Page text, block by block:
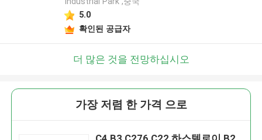
5.0
확인된 공급자
더 많은 것을 전망하십시오
가장 저렴 한 가격 으로